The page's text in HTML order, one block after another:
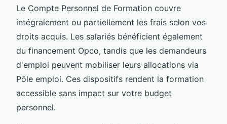
Le Compte Personnel de Formation couvre
intégralement ou partiellement les frais selon vos
droits acquis. Les salariés bénéficient également
du financement Opco, tandis que les demandeurs
d'emploi peuvent mobiliser leurs allocations via
Pôle emploi. Ces dispositifs rendent la formation
accessible sans impact sur votre budget
personnel.